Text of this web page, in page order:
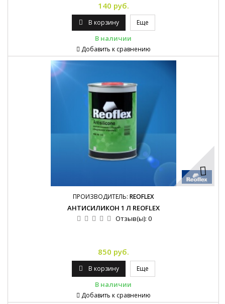
140 руб.
В корзину Еще
В наличии
Добавить к сравнению
ПРОИЗВОДИТЕЛЬ: REOFLEX
АНТИСИЛИКОН 1 Л REOFLEX
Отзыв(ы): 0
850 руб.
В корзину Еще
В наличии
Добавить к сравнению